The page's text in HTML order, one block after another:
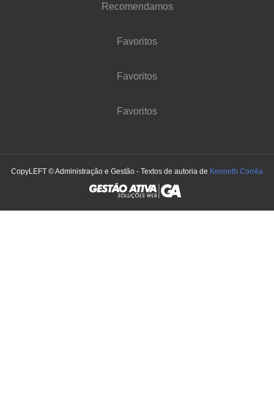
Recomendamos
Favoritos
Favoritos
Favoritos
CopyLEFT © Administração e Gestão - Textos de autoria de Kenneth Corrêa